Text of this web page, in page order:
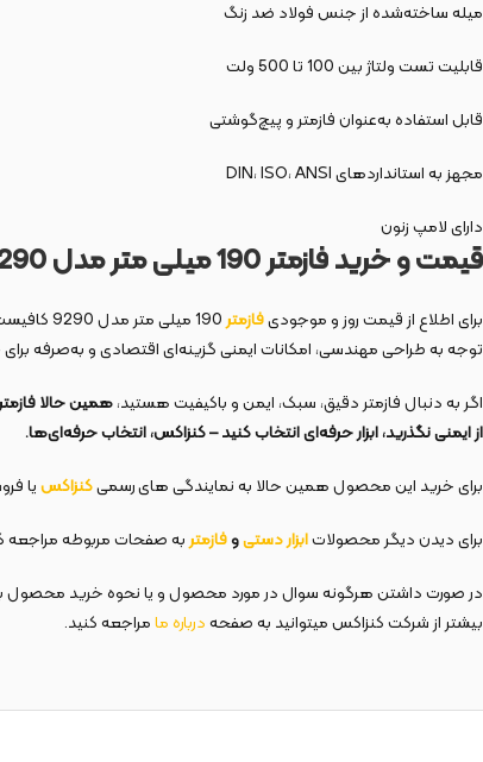
میله ساخته‌شده از جنس فولاد ضد زنگ
قابلیت تست ولتاژ بین 100 تا 500 ولت
قابل استفاده به‌عنوان فازمتر و پیچ‌گوشتی
مجهز به استانداردهای DIN، ISO، ANSI
دارای لامپ زنون
قیمت و خرید فازمتر 190 میلی متر مدل 9290
برای اطلاع از قیمت روز و موجودیفازمتر
توجه به طراحی مهندسی، امکانات ایمنی گزینه‌ای اقتصادی و به‌صرفه
اگر به دنبال فازمتر دقیق، سبک، ایمن و باکیفیت هستید،همین حالا فازمتر 190 میلی متر مدل
از ایمنی نگذرید، ابزار حرفه‌ای انتخاب کنید – کنزاکس، انتخاب حرفه‌ای‌ها.
برای خرید این محصول همین حالا به نمایندگی های رسمیکنزاکسیا
برای دیدن دیگر محصولاتابزار دستیوفازمتربه صفحات مربوطه مراجعه
در صورت داشتن هرگونه سوال در مورد محصول و یا نحوه خرید محصول
بیشتر از شرکت کنزاکس میتوانید به صفحهدرباره مامراجعه کنید.